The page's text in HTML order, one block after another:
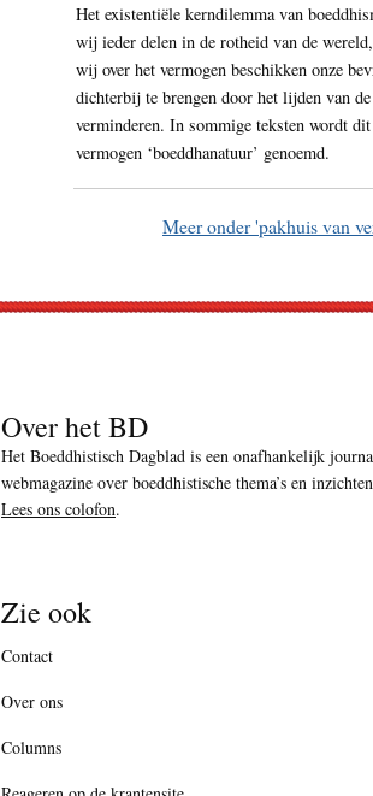
Het existentiële kerndilemma van
wij ieder delen in de rotheid van de
wij over het vermogen beschikken onze
dichterbij te brengen door het lijden van
verminderen. In sommige teksten wordt dit
vermogen ‘boeddhanatuur’ genoemd.
Meer onder 'pakhuis van
Over het BD
Het Boeddhistisch Dagblad is een onafhankelijk
webmagazine over boeddhistische thema’s en
Lees ons colofon.
Zie ook
Contact
Over ons
Columns